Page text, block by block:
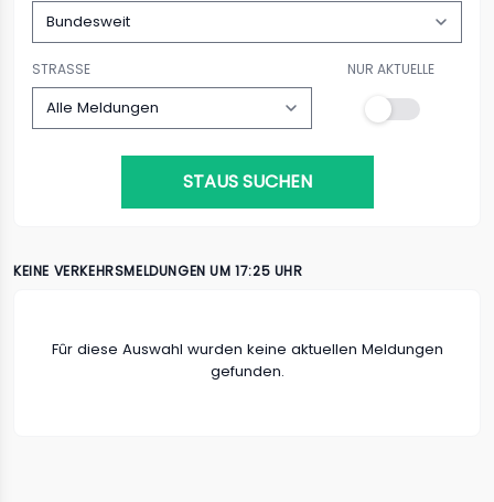
STRASSE NUR AKTUELLE
STAUS SUCHEN
KEINE VERKEHRSMELDUNGEN UM 17:25 UHR
Fûr diese Auswahl wurden keine aktuellen Meldungen
gefunden.